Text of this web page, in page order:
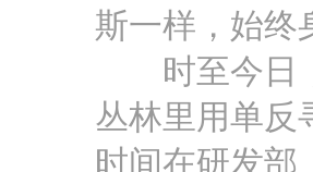
斯一样，始终
时至今日，
丛林里用单反
时间在研发部